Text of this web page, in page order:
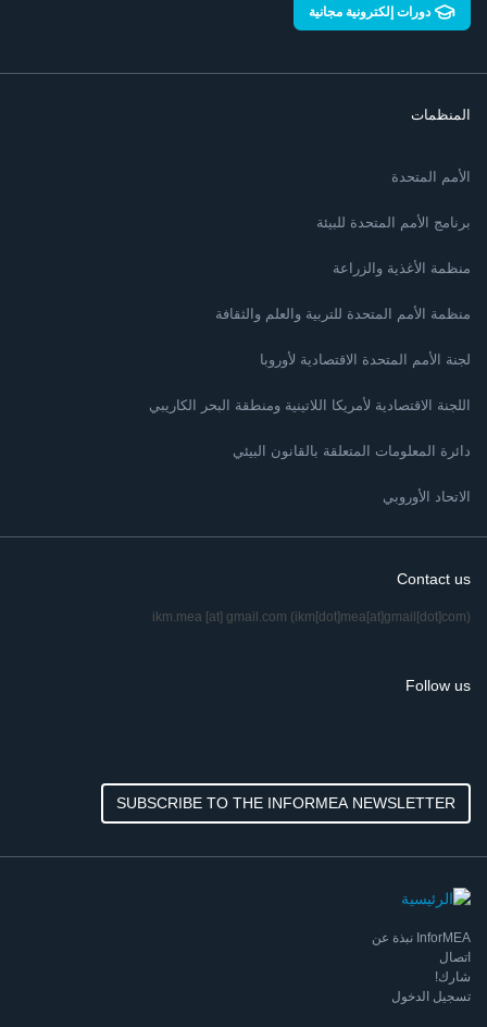
دورات إلكترونية مجانية
المنظمات
الأمم المتحدة
برنامج الأمم المتحدة للبيئة
منظمة الأغذية والزراعة
منظمة الأمم المتحدة للتربية والعلم والثقافة
لجنة الأمم المتحدة الاقتصادية لأوروبا
اللجنة الاقتصادية لأمريكا اللاتينية ومنطقة البحر الكاريبي
دائرة المعلومات المتعلقة بالقانون البيئي
الاتحاد الأوروبي
Contact us
ikm.mea [at] gmail.com (ikm[dot]mea[at]gmail[dot]com)
Follow us
SUBSCRIBE TO THE INFORMEA NEWSLETTER
InforMEA نبذة عن
اتصال
شارك!
تسجيل الدخول